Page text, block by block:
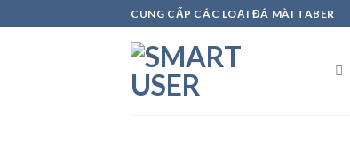
to
CUNG CẤP CÁC LOẠI ĐÁ MÀI TABER